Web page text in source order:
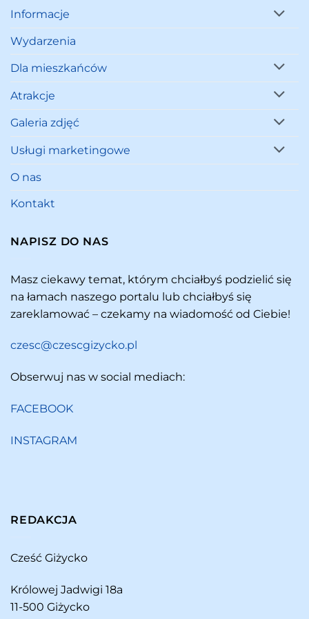
Informacje
Wydarzenia
Dla mieszkańców
Atrakcje
Galeria zdjęć
Usługi marketingowe
O nas
Kontakt
NAPISZ DO NAS
Masz ciekawy temat, którym chciałbyś podzielić się
na łamach naszego portalu lub chciałbyś się
zareklamować – czekamy na wiadomość od Ciebie!
czesc@czescgizycko.pl
Obserwuj nas w social mediach:
FACEBOOK
INSTAGRAM
REDAKCJA
Cześć Giżycko
Królowej Jadwigi 18a
11-500 Giżycko